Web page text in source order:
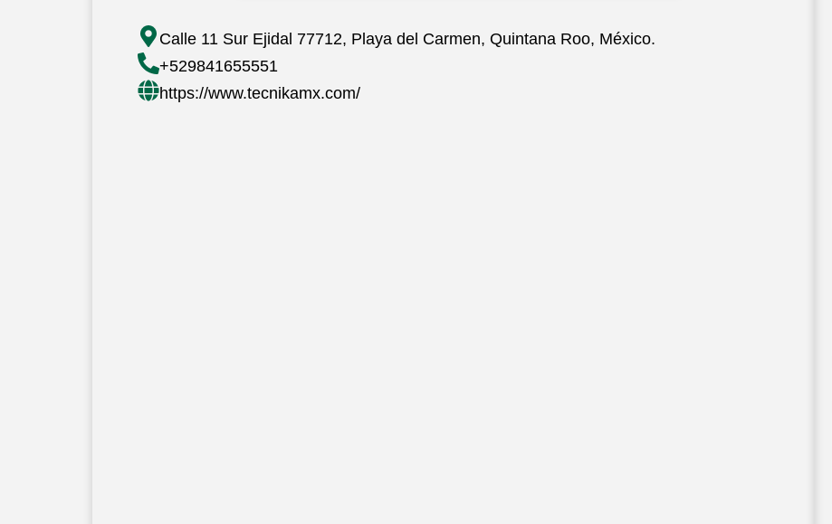
Calle 11 Sur Ejidal 77712, Playa del Carmen, Quintana Roo, México.
+529841655551
https://www.tecnikamx.com/